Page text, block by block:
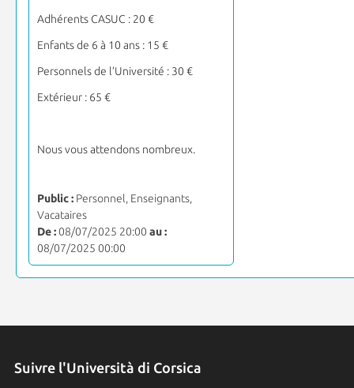
Adhérents CASUC : 20 €
Enfants de 6 à 10 ans : 15 €
Personnels de l’Université : 30 €
Extérieur : 65 €
Nous vous attendons nombreux.
Public :Personnel, Enseignants,
Vacataires
De :08/07/2025 20:00 au :
08/07/2025 00:00
Suivre l'Università di Corsica